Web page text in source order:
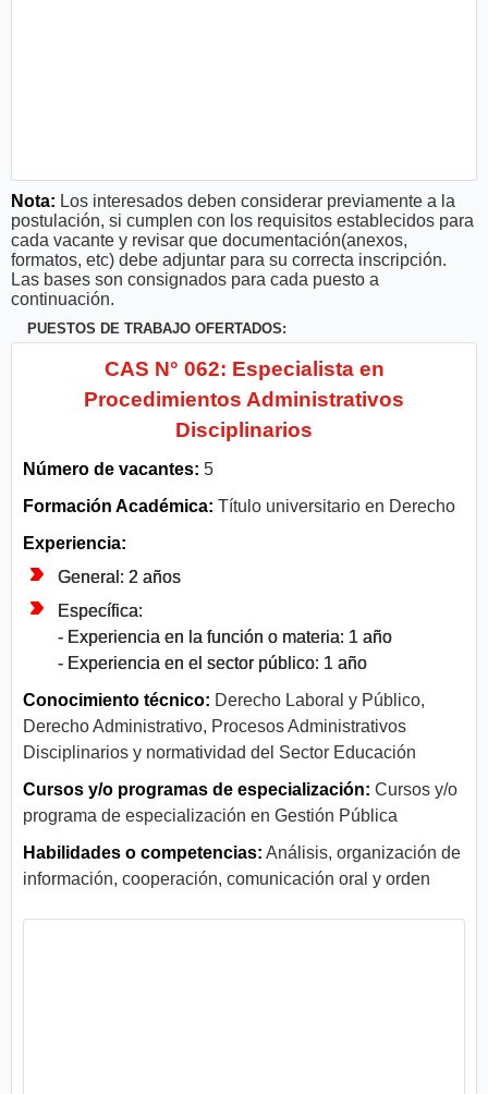
Nota: Los interesados deben considerar previamente a la
postulación, si cumplen con los requisitos establecidos para
cada vacante y revisar que documentación(anexos,
formatos, etc) debe adjuntar para su correcta inscripción.
Las bases son consignados para cada puesto a
continuación.
PUESTOS DE TRABAJO OFERTADOS:
CAS N° 062: Especialista en
Procedimientos Administrativos
Disciplinarios
Número de vacantes: 5
Formación Académica: Título universitario en Derecho
Experiencia:
General: 2 años
Específica:
- Experiencia en la función o materia: 1 año
- Experiencia en el sector público: 1 año
Conocimiento técnico: Derecho Laboral y Público,
Derecho Administrativo, Procesos Administrativos
Disciplinarios y normatividad del Sector Educación
Cursos y/o programas de especialización: Cursos y/o
programa de especialización en Gestión Pública
Habilidades o competencias: Análisis, organización de
información, cooperación, comunicación oral y orden